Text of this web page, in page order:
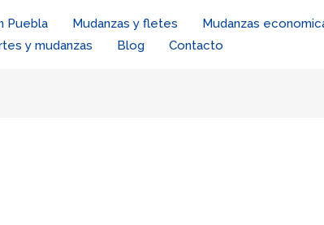
Puebla Mudanzas y fletes Mudanzas
y mudanzas Blog Contacto